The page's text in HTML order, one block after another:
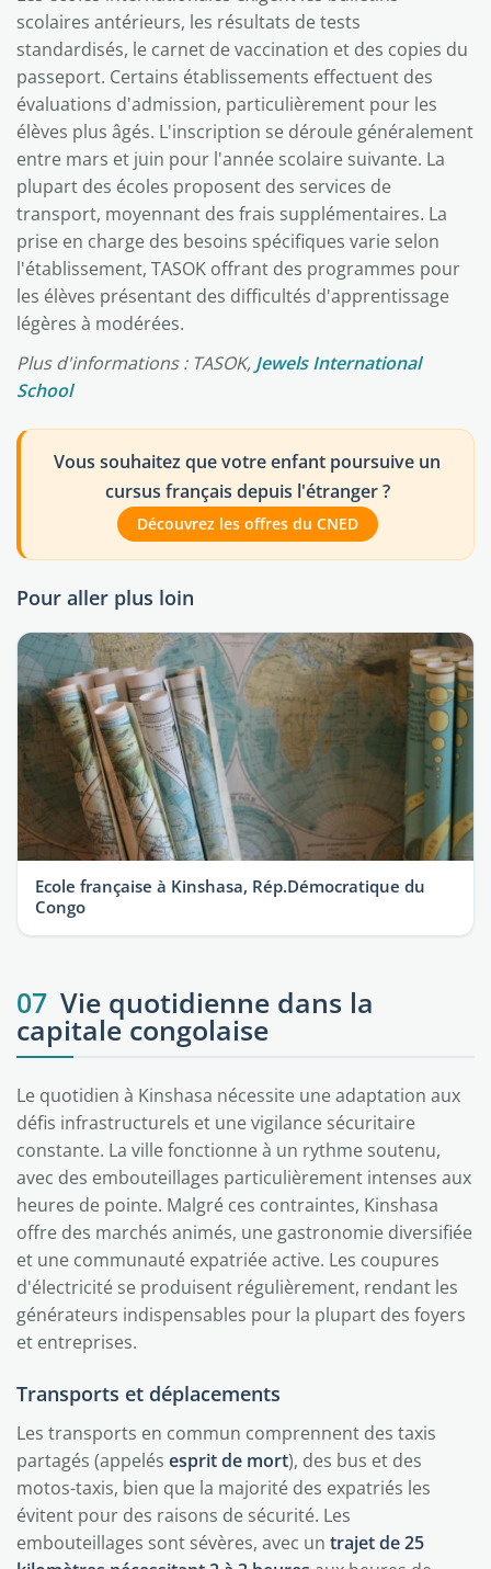
scolaires antérieurs, les résultats de tests
standardisés, le carnet de vaccination et des copies du
passeport. Certains établissements effectuent des
évaluations d'admission, particulièrement pour les
élèves plus âgés. L'inscription se déroule généralement
entre mars et juin pour l'année scolaire suivante. La
plupart des écoles proposent des services de
transport, moyennant des frais supplémentaires. La
prise en charge des besoins spécifiques varie selon
l'établissement, TASOK offrant des programmes pour
les élèves présentant des difficultés d'apprentissage
légères à modérées.
Plus d'informations : TASOK, Jewels International
School
Vous souhaitez que votre enfant poursuive un
cursus français depuis l'étranger ?
Découvrez les offres du CNED
Pour aller plus loin
Ecole française à Kinshasa, Rép.Démocratique du
Congo
07 Vie quotidienne dans la
capitale congolaise
Le quotidien à Kinshasa nécessite une adaptation aux
défis infrastructurels et une vigilance sécuritaire
constante. La ville fonctionne à un rythme soutenu,
avec des embouteillages particulièrement intenses aux
heures de pointe. Malgré ces contraintes, Kinshasa
offre des marchés animés, une gastronomie diversifiée
et une communauté expatriée active. Les coupures
d'électricité se produisent régulièrement, rendant les
générateurs indispensables pour la plupart des foyers
et entreprises.
Transports et déplacements
Les transports en commun comprennent des taxis
partagés (appelés esprit de mort), des bus et des
motos-taxis, bien que la majorité des expatriés les
évitent pour des raisons de sécurité. Les
embouteillages sont sévères, avec un trajet de 25